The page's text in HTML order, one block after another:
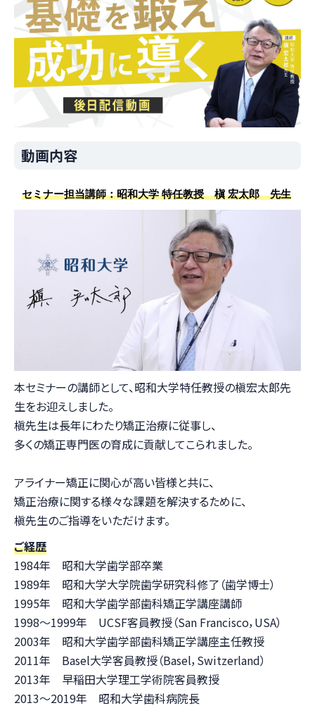
動画内容
セミナー担当講師：昭和大学 特任教授　槇 宏太郎　先生
本セミナーの講師として、昭和大学特任教授の槇宏太郎先
生をお迎えしました。
槇先生は長年にわたり矯正治療に従事し、
多くの矯正専門医の育成に貢献してこられました。
アライナー矯正に関心が高い皆様と共に、
矯正治療に関する様々な課題を解決するために、
槇先生のご指導をいただけます。
ご経歴
1984年 昭和大学歯学部卒業
1989年 昭和大学大学院歯学研究科修了（歯学博士）
1995年 昭和大学歯学部歯科矯正学講座講師
1998～1999年 UCSF客員教授（San Francisco，USA）
2003年 昭和大学歯学部歯科矯正学講座主任教授
2011年 Basel大学客員教授（Basel，Switzerland）
2013年 早稲田大学理工学術院客員教授
2013～2019年 昭和大学歯科病院長